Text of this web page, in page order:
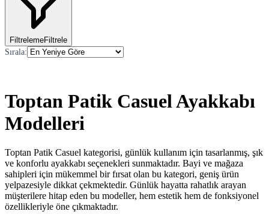
FiltrelemeFiltrele
Sırala:
Toptan Patik Casuel Ayakkabı
Modelleri
Toptan Patik Casuel kategorisi, günlük kullanım için tasarlanmış, şık
ve konforlu ayakkabı seçenekleri sunmaktadır. Bayi ve mağaza
sahipleri için mükemmel bir fırsat olan bu kategori, geniş ürün
yelpazesiyle dikkat çekmektedir. Günlük hayatta rahatlık arayan
müşterilere hitap eden bu modeller, hem estetik hem de fonksiyonel
özellikleriyle öne çıkmaktadır.